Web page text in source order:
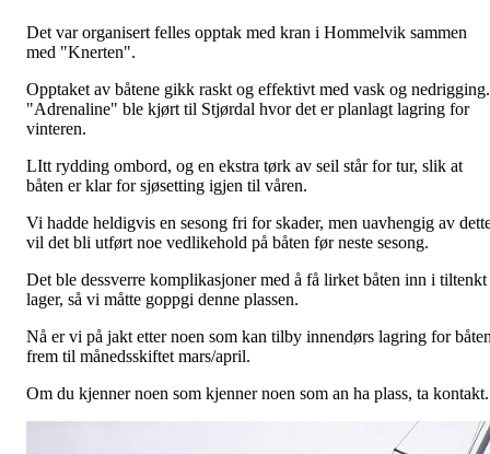
Det var organisert felles opptak med kran i Hommelvik sammen
med "Knerten".
Opptaket av båtene gikk raskt og effektivt med vask og nedrigging.
"Adrenaline" ble kjørt til Stjørdal hvor det er planlagt lagring for
vinteren.
LItt rydding ombord, og en ekstra tørk av seil står for tur, slik at
båten er klar for sjøsetting igjen til våren.
Vi hadde heldigvis en sesong fri for skader, men uavhengig av
vil det bli utført noe vedlikehold på båten før neste sesong.
Det ble dessverre komplikasjoner med å få lirket båten inn i tiltenkt
lager, så vi måtte goppgi denne plassen.
Nå er vi på jakt etter noen som kan tilby innendørs lagring for
frem til månedsskiftet mars/april.
Om du kjenner noen som kjenner noen som an ha plass, ta kontakt.